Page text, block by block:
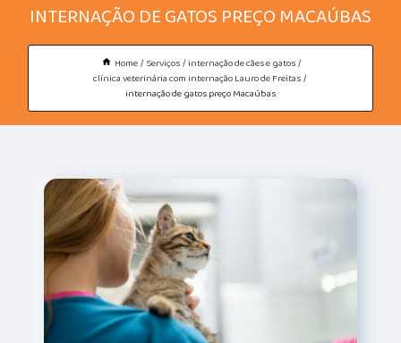
INTERNAÇÃO DE GATOS PREÇO MACAÚBAS
Home Serviços
internação de cães e gatos
clínica veterinária com internação Lauro de Freitas
internação de gatos preço Macaúbas